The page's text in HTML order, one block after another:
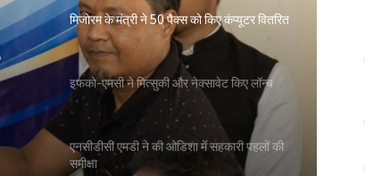
मिजोरम के मंत्री ने 50 पैक्स को किए कंप्यूटर वितरित
इफको-एमसी ने मित्सुकी और नेक्सावेट किए लॉन्च
एनसीडीसी एमडी ने की ओडिशा में सहकारी पहलों की
समीक्षा